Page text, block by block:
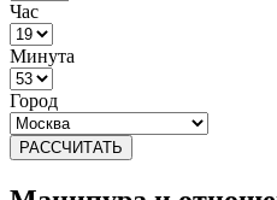
Час
Минута
Город
РАССЧИТАТЬ